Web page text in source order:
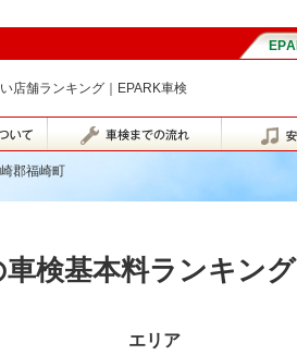
店舗ランキング｜EPARK車検
郡福崎町
検基本料ランキング
エリア